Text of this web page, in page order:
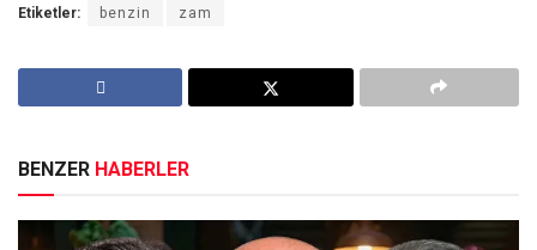
Etiketler: benzin zam
BENZER HABERLER